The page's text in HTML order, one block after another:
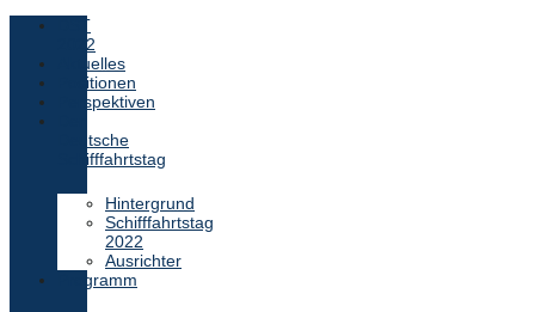
DST
2022
Aktuelles
Positionen
Perspektiven
Deutsche
Schifffahrtstag
Hintergrund
Schifffahrtstag
2022
Ausrichter
Programm